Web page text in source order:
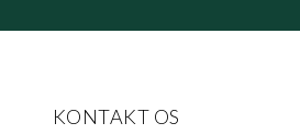
KONTAKT OS